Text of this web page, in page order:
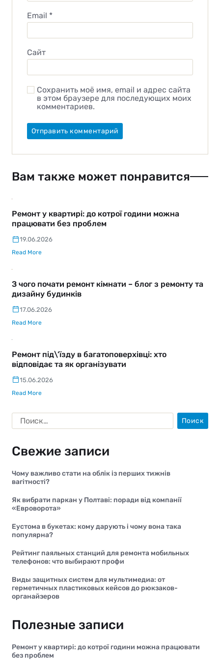
Email *
Сайт
Сохранить моё имя, email и адрес сайта
в этом браузере для последующих моих
комментариев.
Вам также может понравится
Ремонт у квартирі: до котрої години можна
працювати без проблем
19.06.2026
Read More
З чого почати ремонт кімнати – блог з ремонту та
дизайну будинків
17.06.2026
Read More
Ремонт під\’їзду в багатоповерхівці: хто
відповідає та як організувати
15.06.2026
Read More
Свежие записи
Чому важливо стати на облік із перших тижнів
вагітності?
Як вибрати паркан у Полтаві: поради від компанії
«Евроворота»
Еустома в букетах: кому дарують і чому вона така
популярна?
Рейтинг паяльных станций для ремонта мобильных
телефонов: что выбирают профи
Виды защитных систем для мультимедиа: от
герметичных пластиковых кейсов до рюкзаков-
органайзеров
Полезные записи
Ремонт у квартирі: до котрої години можна працювати
без проблем